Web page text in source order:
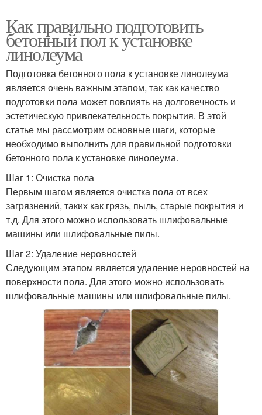
Как правильно подготовить
бетонный пол к установке
линолеума
Подготовка бетонного пола к установке линолеума
является очень важным этапом, так как качество
подготовки пола может повлиять на долговечность и
эстетическую привлекательность покрытия. В этой
статье мы рассмотрим основные шаги, которые
необходимо выполнить для правильной подготовки
бетонного пола к установке линолеума.
Шаг 1: Очистка пола
Первым шагом является очистка пола от всех
загрязнений, таких как грязь, пыль, старые покрытия и
т.д. Для этого можно использовать шлифовальные
машины или шлифовальные пилы.
Шаг 2: Удаление неровностей
Следующим этапом является удаление неровностей на
поверхности пола. Для этого можно использовать
шлифовальные машины или шлифовальные пилы.